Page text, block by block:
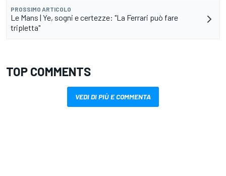
PROSSIMO ARTICOLO
Le Mans | Ye, sogni e certezze: "La Ferrari può fare
tripletta"
TOP COMMENTS
VEDI DI PIÙ E COMMENTA